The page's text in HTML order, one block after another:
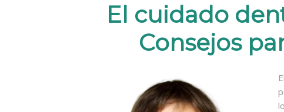
El cuidado
Consejos